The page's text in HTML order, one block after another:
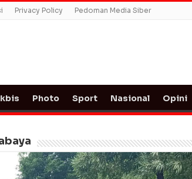
Privacy Policy Pedoman Media Siber
Photo Sport Nasional Opini